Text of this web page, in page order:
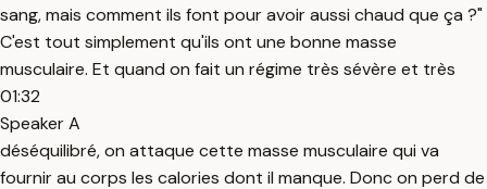
sang, mais comment ils font pour avoir aussi chaud que ça ?"
C'est tout simplement qu'ils ont une bonne masse
musculaire. Et quand on fait un régime très sévère et très
01:32
Speaker A
déséquilibré, on attaque cette masse musculaire qui va
fournir au corps les calories dont il manque. Donc on perd de